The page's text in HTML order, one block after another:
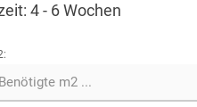
4 - 6 Wochen